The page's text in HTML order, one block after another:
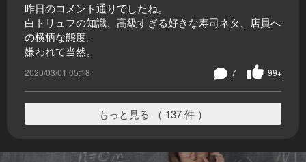
昨日のコメント通りでしたね。
白トリュフの知識、高級すぎる好きな寿司ネタ、店員へ
の横柄な態度。
嫌われて当然。
2020/03/01 05:18 99+
7
もっと見る （ 137 件 ）